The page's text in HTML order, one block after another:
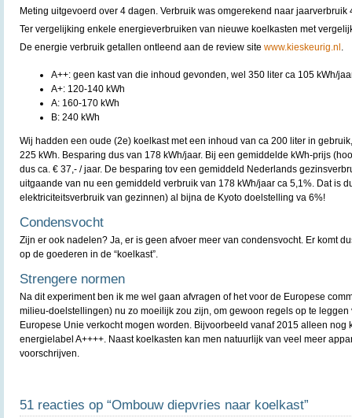
Meting uitgevoerd over 4 dagen. Verbruik was omgerekend naar jaarverbruik
Ter vergelijking enkele energieverbruiken van nieuwe koelkasten met
De energie verbruik getallen ontleend aan de review site www.kieskeurig.nl .
A++: geen kast van die inhoud gevonden, wel 350 liter ca 105 kWh/
A+: 120-140 kWh
A: 160-170 kWh
B: 240 kWh
Wij hadden een oude (2e) koelkast met een inhoud van ca 200 liter in
225 kWh. Besparing dus van 178 kWh/jaar. Bij een gemiddelde kWh-prijs
dus ca. € 37,- / jaar. De besparing tov een gemiddeld Nederlands
uitgaande van nu een gemiddeld verbruik van 178 kWh/jaar ca 5,1%. Dat is
elektriciteitsverbruik van gezinnen) al bijna de Kyoto doelstelling va 6%!
Condensvocht
Zijn er ook nadelen? Ja, er is geen afvoer meer van condensvocht. Er komt
op de goederen in de “koelkast”.
Strengere normen
Na dit experiment ben ik me wel gaan afvragen of het voor de Europese
milieu-doelstellingen) nu zo moeilijk zou zijn, om gewoon regels op te
Europese Unie verkocht mogen worden. Bijvoorbeeld vanaf 2015 alleen nog
energielabel A++++. Naast koelkasten kan men natuurlijk van veel meer
voorschrijven.
51 reacties op “Ombouw diepvries naar koelkast”